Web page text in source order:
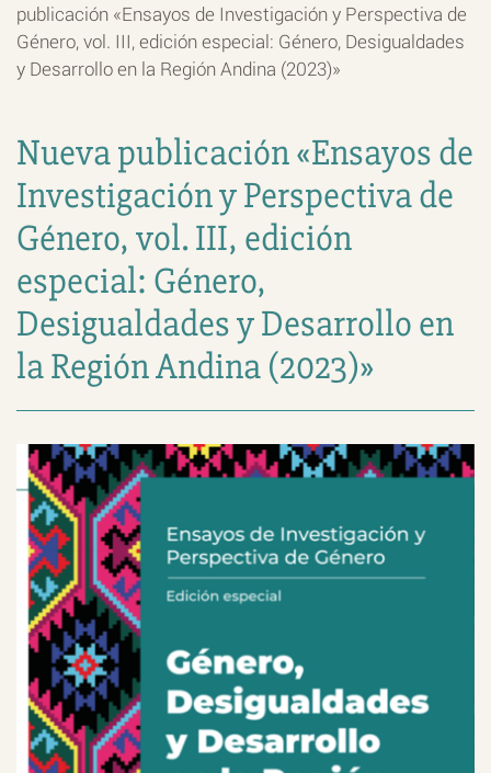
publicación «Ensayos de Investigación y Perspectiva de
Género, vol. III, edición especial: Género, Desigualdades
y Desarrollo en la Región Andina (2023)»
Nueva publicación «Ensayos de
Investigación y Perspectiva de
Género, vol. III, edición
especial: Género,
Desigualdades y Desarrollo en
la Región Andina (2023)»